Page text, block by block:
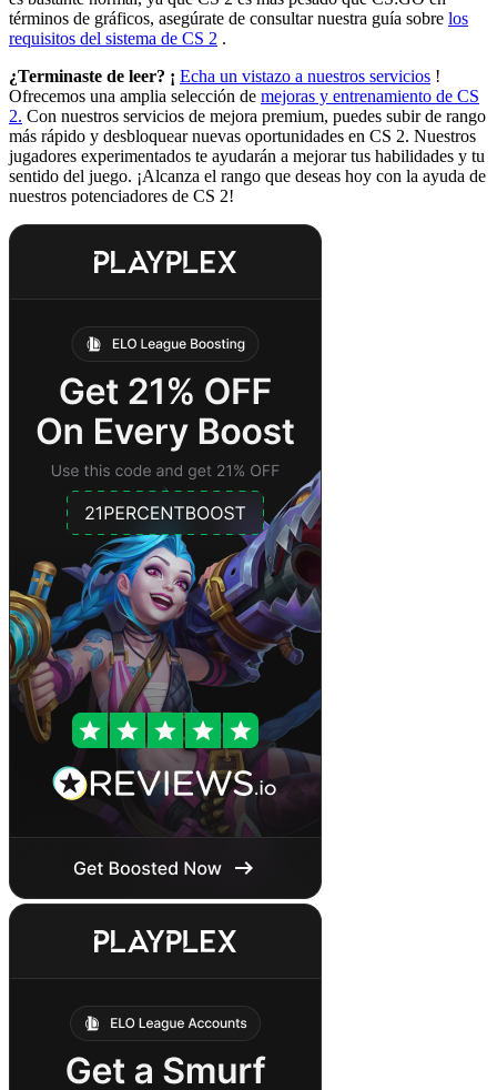
términos de gráficos, asegúrate de consultar nuestra guía sobre los
requisitos del sistema de CS 2 .
¿Terminaste de leer? ¡ Echa un vistazo a nuestros servicios !
Ofrecemos una amplia selección de mejoras y entrenamiento de CS
2. Con nuestros servicios de mejora premium, puedes subir de rango
más rápido y desbloquear nuevas oportunidades en CS 2. Nuestros
jugadores experimentados te ayudarán a mejorar tus habilidades y tu
sentido del juego. ¡Alcanza el rango que deseas hoy con la ayuda de
nuestros potenciadores de CS 2!